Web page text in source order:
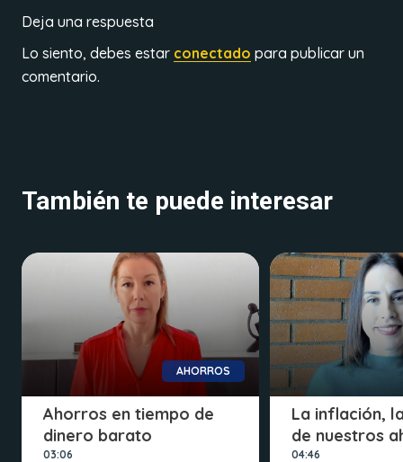
Deja una respuesta
Lo siento, debes estar conectado para publicar un
comentario.
También te puede interesar
AHORROS
Ahorros en tiempo de
dinero barato
03:06
La inflación,
de nuestros
04:46